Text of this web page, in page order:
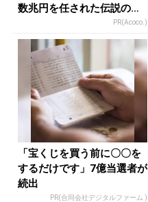
数兆円を任された伝説の投
PR(Acoco.)
「宝くじを買う前に〇〇を
するだけです」7億当選者が
続出
PR(合同会社デジタルファーム )